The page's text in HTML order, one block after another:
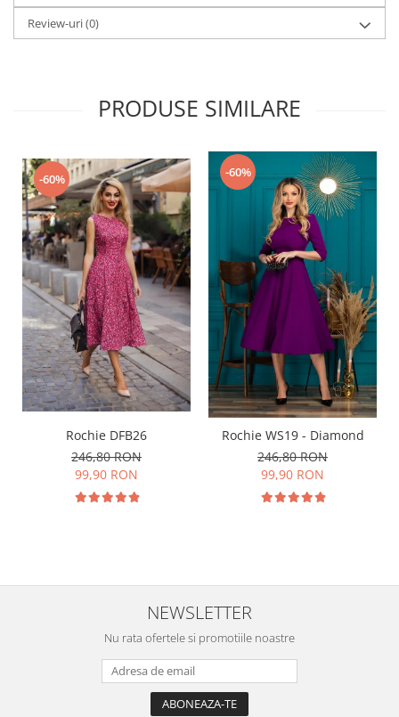
Review-uri(0)
PRODUSE SIMILARE
-60%
Rochie DFB26
246,80 RON
99,90 RON
-60%
Rochie WS19 - Diamond
246,80 RON
99,90 RON
NEWSLETTER
Nu rata ofertele si promotiile noastre